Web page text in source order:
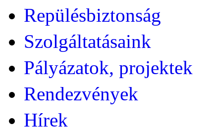
Repülésbiztonság
Szolgáltatásaink
Pályázatok, projektek
Rendezvények
Hírek